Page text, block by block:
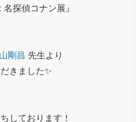
名探偵コナン展』
剛昌 先生より
きました✨
しております！